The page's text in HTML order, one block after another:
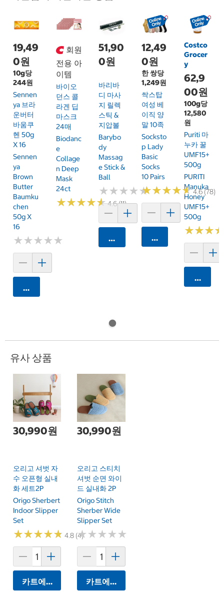
19,49
0원
10g당
244원
Sennen
Ya 브라
운버터
바움쿠
헨 50g
X 16
Sennen
Ya
Brown
Butter
Baumku
Chen
50g X
16
★★★★★
★★★★★
카트에 담기
회원
전용 아
이템
바이오
던스 콜
라겐 딥
마스크
24매
Biodanc
E
Collage
N Deep
Mask
24ct
★★★★★
★★★★★4.6 (11)
51,90
0원
바리바
디 마사
지 릴렉
스틱 &
지압볼
Barybo
Dy
Massag
E Stick &
Ball
★★★★★
★★★★★
카트에 담기
12,49
0원
한 쌍당
1,249원
싹스탑
여성 베
이직 양
말 10족
Socksto
P Lady
Basic
Socks
10 Pairs
★★★★★
★★★★★4.6 (78)
카트에 담기
Costco
Grocer
y
62,9
00원
100g당
12,580
원
Puriti 마
누카 꿀
UMF15+
500g
PURITI
Manuka
Honey
UMF15+
500g
★★★
★★★
카트에
유사 상품
30,990원
오리고 셔벗 자
수 오픈형 실내
화 세트2P
Origo Sherbert
Indoor Slipper
Set
★★★★★
★★★★★ 4.8 (4)
카트에 담기
30,990원
오리고 스티치
셔벗 순면 와이
드 실내화 2P
Origo Stitch
Sherber Wide
Slipper Set
★★★★★
★★★★★
카트에 담기